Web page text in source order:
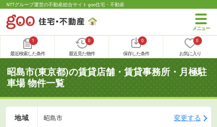
NTTグループ運営の不動産総合サイト goo住宅・不動産
1
最近検索した条件
0
最近見た物件
0
保存した条件
0
お気に入り
昭島市(東京都)の賃貸店舗・賃貸事務所・月極駐
車場 物件一覧
地域 昭島市 変更する